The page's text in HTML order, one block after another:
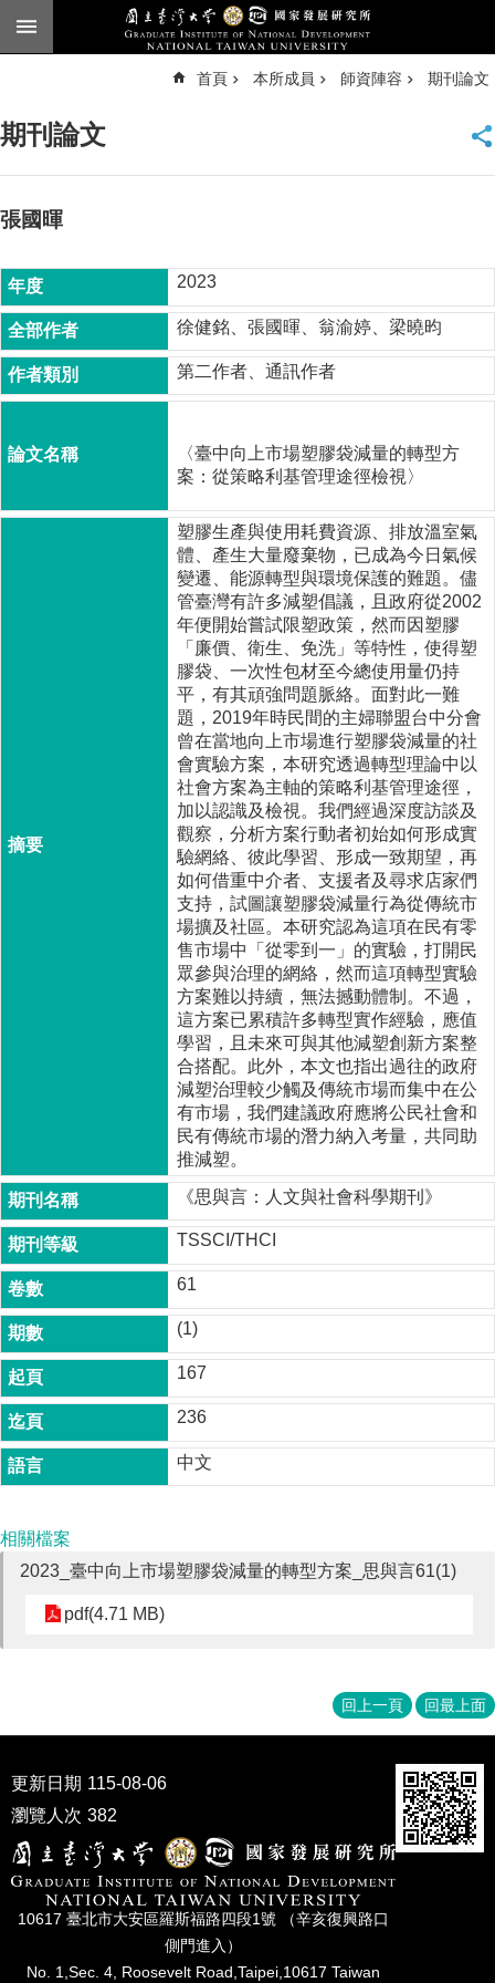
跳到主要內容區塊
臺
頁
公
告
本
所
簡
本
成
口
試
專
區
所
學
會
首頁 本所成員 師資陣容 期刊論文
期刊論文
張國暉
2023
徐健銘、張國暉、翁渝婷、梁曉昀
第二作者、通訊作者
〈臺中向上市場塑膠袋減量的轉型方
案：從策略利基管理途徑檢視〉
塑膠生產與使用耗費資源、排放溫室氣
體、產生大量廢棄物，已成為今日氣候
變遷、能源轉型與環境保護的難題。儘
管臺灣有許多減塑倡議，且政府從2002
年便開始嘗試限塑政策，然而因塑膠
「廉價、衛生、免洗」等特性，使得塑
膠袋、一次性包材至今總使用量仍持
平，有其頑強問題脈絡。面對此一難
題，2019年時民間的主婦聯盟台中分會
曾在當地向上市場進行塑膠袋減量的社
會實驗方案，本研究透過轉型理論中以
社會方案為主軸的策略利基管理途徑，
加以認識及檢視。我們經過深度訪談及
觀察，分析方案行動者初始如何形成實
驗網絡、彼此學習、形成一致期望，再
如何借重中介者、支援者及尋求店家們
支持，試圖讓塑膠袋減量行為從傳統市
場擴及社區。本研究認為這項在民有零
售市場中「從零到一」的實驗，打開民
眾參與治理的網絡，然而這項轉型實驗
方案難以持續，無法撼動體制。不過，
這方案已累積許多轉型實作經驗，應值
學習，且未來可與其他減塑創新方案整
合搭配。此外，本文也指出過往的政府
減塑治理較少觸及傳統市場而集中在公
有市場，我們建議政府應將公民社會和
民有傳統市場的潛力納入考量，共同助
推減塑。
《思與言：人文與社會科學期刊》
TSSCI/THCI
61
(1)
167
236
中文
相關檔案
2023_臺中向上市場塑膠袋減量的轉型方案_思與言61(1)
pdf(4.71 MB)
回上一頁 回最上面
更新日期 115-08-06
瀏覽人次 382
10617 臺北市⼤安區羅斯福路四段1號 （辛亥復興路⼝
側⾨進入）
No. 1,Sec. 4, Roosevelt Road,Taipei,10617 Taiwan